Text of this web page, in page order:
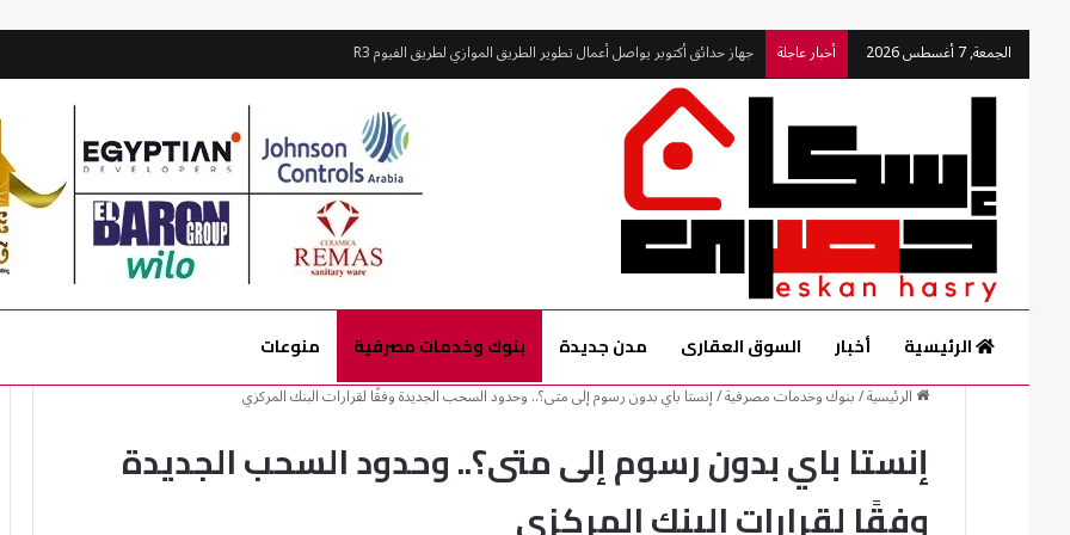
الجمعة, 7 أغسطس 2026 أخبار عاجلة
الرئيسية أخبار السوق العقارى مدن جديدة بنوك وخدمات مصرفية منوعات
الرئيسية/بنوك وخدمات مصرفية/إنستا باي بدون رسوم إلى متى؟.. وحدود السحب الجديدة وفقًا لقرارات البنك المركزي
إنستا باي بدون رسوم إلى متى؟.. وحدود السحب الجديدة
وفقًا لقرارات البنك المركزي